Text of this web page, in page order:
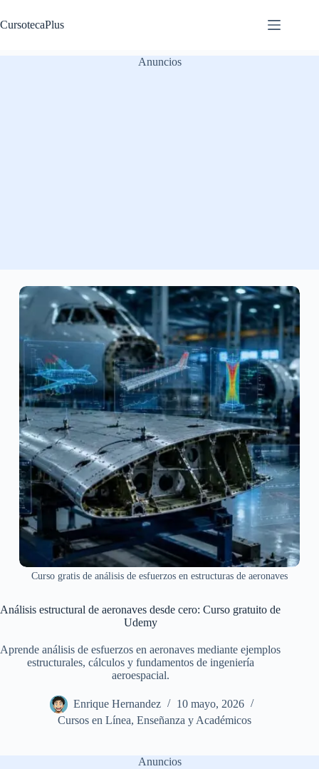
al
contenido
CursotecaPlus
Anuncios
Curso gratis de análisis de esfuerzos en estructuras de aeronaves
Análisis estructural de aeronaves desde cero: Curso gratuito de
Udemy
Aprende análisis de esfuerzos en aeronaves mediante ejemplos
estructurales, cálculos y fundamentos de ingeniería
aeroespacial.
Enrique Hernandez
10 mayo, 2026
Cursos en Línea,Enseñanza y Académicos
Anuncios